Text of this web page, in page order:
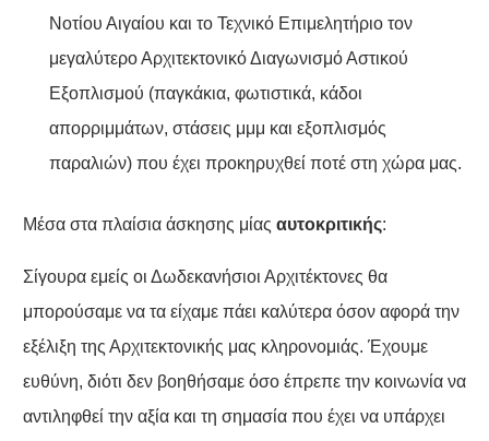
Νοτίου Αιγαίου και το Τεχνικό Επιμελητήριο τον
μεγαλύτερο Αρχιτεκτονικό Διαγωνισμό Αστικού
Εξοπλισμού (παγκάκια, φωτιστικά, κάδοι
απορριμμάτων, στάσεις μμμ και εξοπλισμός
παραλιών) που έχει προκηρυχθεί ποτέ στη χώρα μας.
Μέσα στα πλαίσια άσκησης μίας αυτοκριτικής:
Σίγουρα εμείς οι Δωδεκανήσιοι Αρχιτέκτονες θα
μπορούσαμε να τα είχαμε πάει καλύτερα όσον αφορά την
εξέλιξη της Αρχιτεκτονικής μας κληρονομιάς. Έχουμε
ευθύνη, διότι δεν βοηθήσαμε όσο έπρεπε την κοινωνία να
αντιληφθεί την αξία και τη σημασία που έχει να υπάρχει